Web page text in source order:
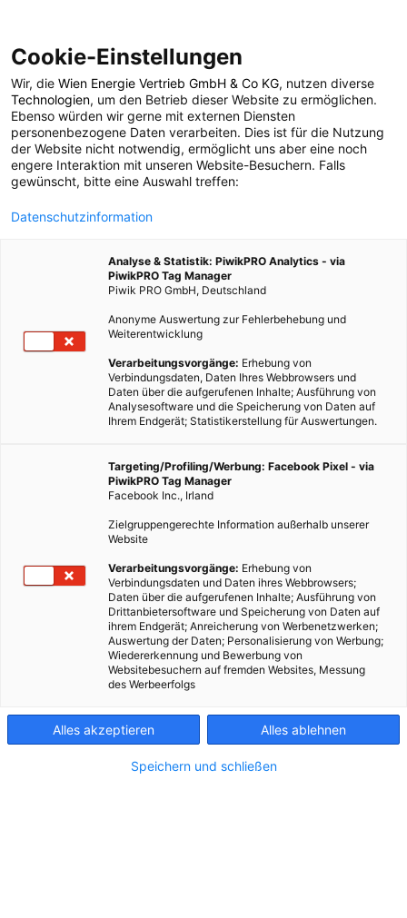
POSTS BY TAG
steffen hofmann
1 BEITRAG
Cookie-Einstellungen
Wir, die Wien Energie Vertrieb GmbH & Co KG, nutzen diverse
Technologien, um den Betrieb dieser Website zu ermöglichen.
Ebenso würden wir gerne mit externen Diensten
personenbezogene Daten verarbeiten. Dies ist für die Nutzung
der Website nicht notwendig, ermöglicht uns aber eine noch
engere Interaktion mit unseren Website-Besuchern. Falls
gewünscht, bitte eine Auswahl treffen:
Datenschutzinformation
Analyse & Statistik: PiwikPRO Analytics - via
PiwikPRO Tag Manager
Piwik PRO GmbH, Deutschland
Anonyme Auswertung zur Fehlerbehebung und
Weiterentwicklung
Verarbeitungsvorgänge: Erhebung von
Verbindungsdaten, Daten Ihres Webbrowsers und
Daten über die aufgerufenen Inhalte; Ausführung von
Analysesoftware und die Speicherung von Daten auf
Ihrem Endgerät; Statistikerstellung für Auswertungen.
Targeting/Profiling/Werbung: Facebook Pixel - via
PiwikPRO Tag Manager
Facebook Inc., Irland
Zielgruppengerechte Information außerhalb unserer
Website
Verarbeitungsvorgänge: Erhebung von
Verbindungsdaten und Daten ihres Webbrowsers;
Daten über die aufgerufenen Inhalte; Ausführung von
Drittanbietersoftware und Speicherung von Daten auf
ihrem Endgerät; Anreicherung von Werbenetzwerken;
Auswertung der Daten; Personalisierung von Werbung;
Wiedererkennung und Bewerbung von
Websitebesuchern auf fremden Websites, Messung
des Werbeerfolgs
Alles akzeptieren Alles ablehnen
Speichern und schließen